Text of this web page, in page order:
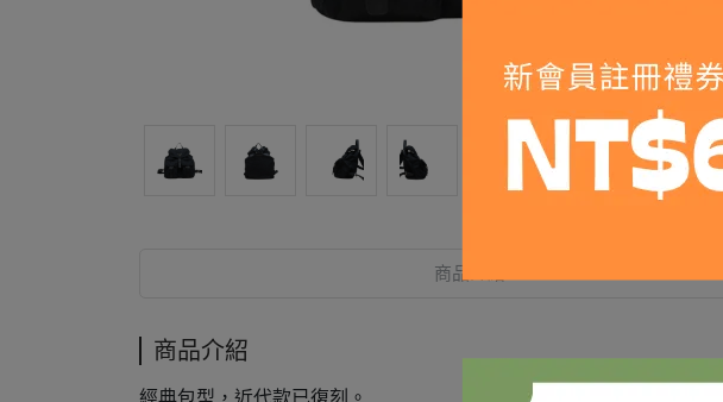
商品介紹
商品介紹
經典包型，近代款已復刻。